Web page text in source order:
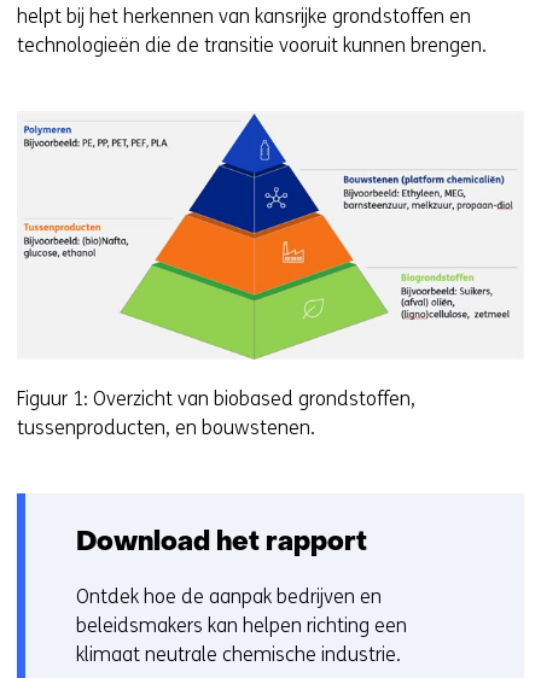
helpt bij het herkennen van kansrijke grondstoffen en
technologieën die de transitie vooruit kunnen brengen.
Figuur 1: Overzicht van biobased grondstoffen,
tussenproducten, en bouwstenen.
Download het rapport
Ontdek hoe de aanpak bedrijven en
beleidsmakers kan helpen richting een
klimaat neutrale chemische industrie.